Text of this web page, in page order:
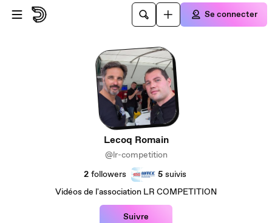
Passer au contenu principal
Se connecter
Lecoq Romain
@lr-competition
2 followers 5 suivis
Vidéos de l'association LR COMPETITION
Suivre